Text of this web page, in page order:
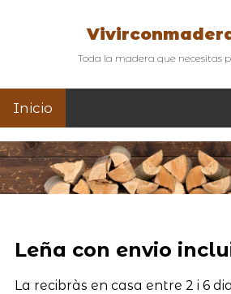
Toda la madera que necesitas
Inicio
Leña con envio
La recibràs en casa entre 2 i 6